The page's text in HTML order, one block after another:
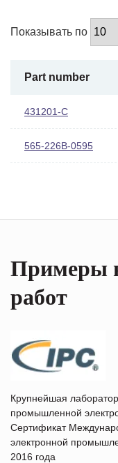
Показывать по
Part number
431201-C
565-226B-0595
Примеры
работ
Крупнейшая
промышленной
Сертификат
электронной
2016 года